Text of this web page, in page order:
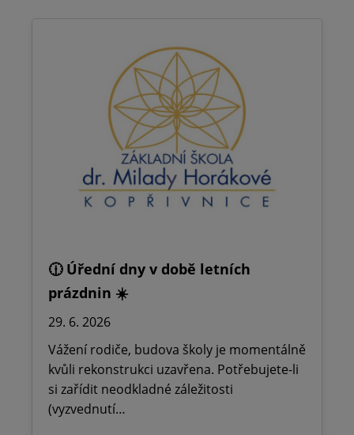
🕧 Úřední dny v době letních
prázdnin ☀️
29. 6. 2026
Vážení rodiče, budova školy je momentálně
kvůli rekonstrukci uzavřena. Potřebujete-li
si zařídit neodkladné záležitosti
(vyzvednutí…